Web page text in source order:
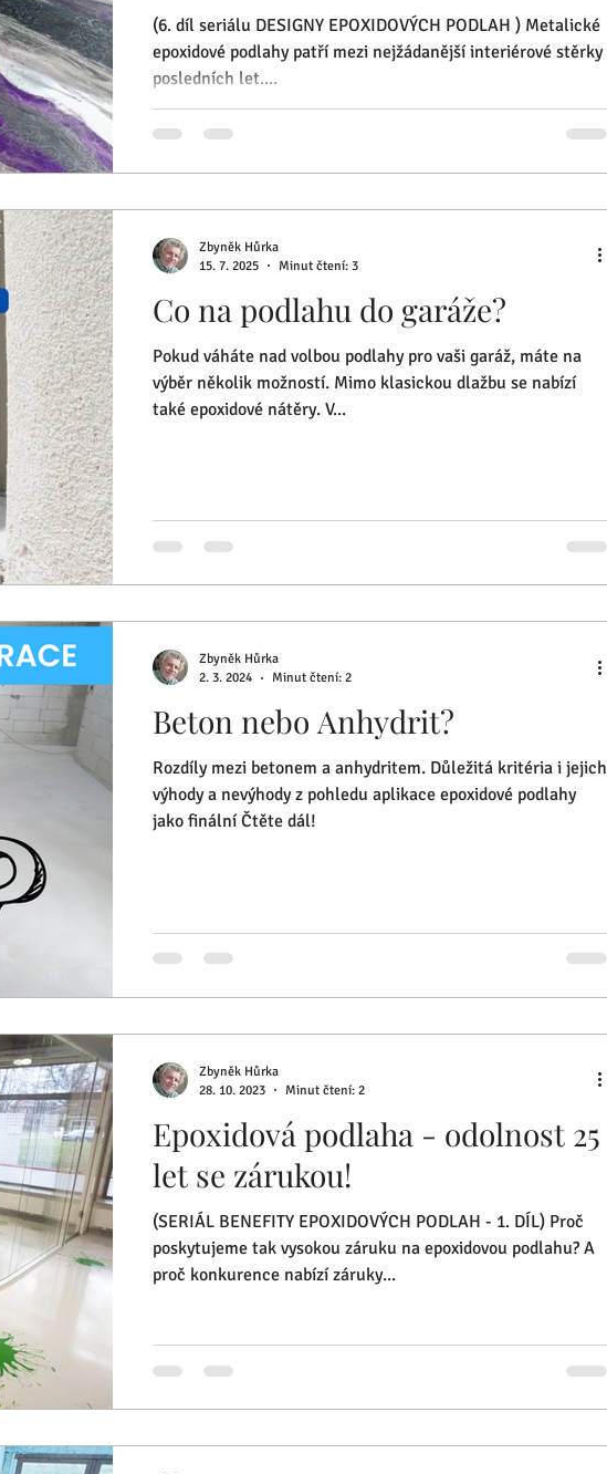
(6. díl seriálu DESIGNY EPOXIDOVÝCH PODLAH ) Metalické
epoxidové podlahy patří mezi nejžádanější interiérové stěrky
posledních let....
Co na podlahu do garáže?
Pokud váháte nad volbou podlahy pro vaši garáž, máte na
výběr několik možností. Mimo klasickou dlažbu se nabízí
také epoxidové nátěry. V...
Zbyněk Hůrka
15. 7. 2025
Minut čtení: 3
Beton nebo Anhydrit?
Rozdíly mezi betonem a anhydritem. Důležitá kritéria i jejich
výhody a nevýhody z pohledu aplikace epoxidové podlahy
jako finální Čtěte dál!
Zbyněk Hůrka
2. 3. 2024
Minut čtení: 2
Epoxidová podlaha - odolnost 25
let se zárukou!
(SERIÁL BENEFITY EPOXIDOVÝCH PODLAH - 1. DÍL) Proč
poskytujeme tak vysokou záruku na epoxidovou podlahu? A
proč konkurence nabízí záruky...
Zbyněk Hůrka
28. 10. 2023
Minut čtení: 2